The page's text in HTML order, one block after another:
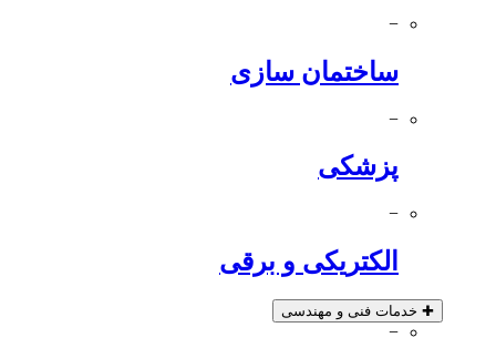
−
ساختمان سازی
−
پزشکی
−
الکتریکی و برقی
✚ خدمات فنی و مهندسی
−